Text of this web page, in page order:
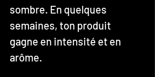
sombre. En quelques
semaines, ton produit
gagne en intensité et en
arôme.